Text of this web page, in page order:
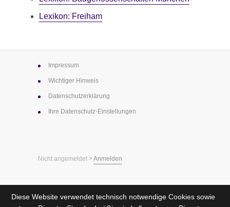
Lexikon: Freiham
Impressum
Wichtiger Hinweis
Datenschutz­erklärung
Ihre Datenschutz-Einstellungen
Nicht angemeldet >Anmelden
Diese Website verwendet technisch notwendige Cookies sowie